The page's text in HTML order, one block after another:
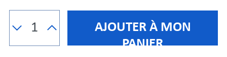
AJOUTER À MON
PANIER